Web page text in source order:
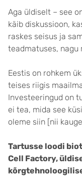
Aga üldiselt – see
käib diskussioon,
raskes seisus ja
teadmatuses, nagu
Eestis on rohkem
teises riigis
Investeeringud on
ei tea, mida see
oleme siin [nii
Tartusse loodi
Cell Factory,